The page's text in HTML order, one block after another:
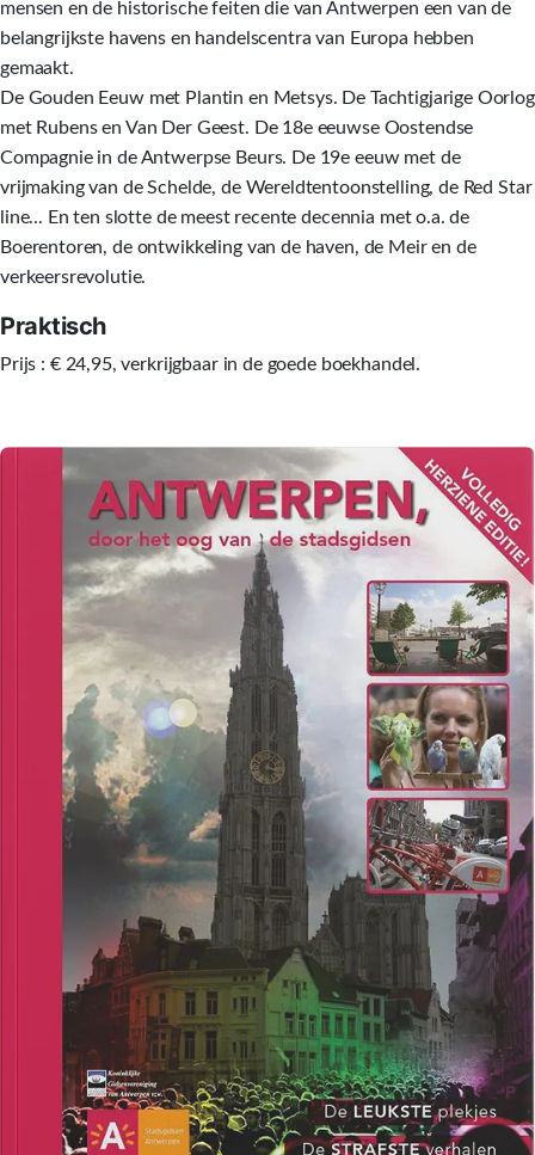
mensen en de historische feiten die van Antwerpen een van de
belangrijkste havens en handelscentra van Europa hebben
gemaakt.
De Gouden Eeuw met Plantin en Metsys. De Tachtigjarige Oorlog
met Rubens en Van Der Geest. De 18e eeuwse Oostendse
Compagnie in de Antwerpse Beurs. De 19e eeuw met de
vrijmaking van de Schelde, de Wereldtentoonstelling, de Red Star
line... En ten slotte de meest recente decennia met o.a. de
Boerentoren, de ontwikkeling van de haven, de Meir en de
verkeersrevolutie.
Praktisch
Prijs : € 24,95, verkrijgbaar in de goede boekhandel.